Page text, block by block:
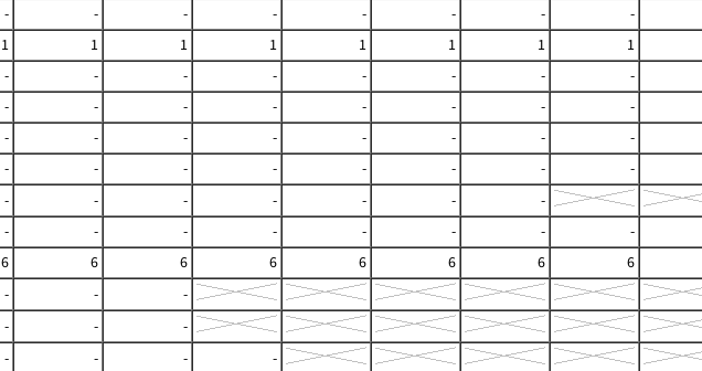
- - - - - - -
-
1 1 1 1 1 1 1
1
- - - - - - -
-
- - - - - - -
-
- - - - - - -
-
- - - - - - -
-
- - - - - -
-
- - - - - - -
-
6 6 6 6 6 6 6
6
- -
-
- -
-
- - -
-